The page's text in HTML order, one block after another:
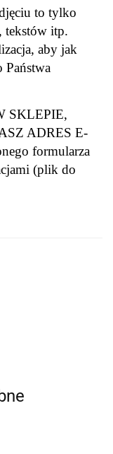
to tylko
tekstów itp.
aby jak
Państwa
SKLEPIE,
ADRES E-
formularza
(plik do